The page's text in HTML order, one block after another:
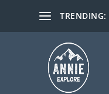
TRENDING: